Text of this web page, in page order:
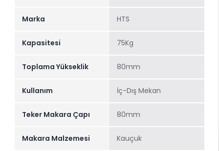
Marka HTS
Kapasitesi 75Kg
Toplama Yükseklik 80mm
Kullanım İç-Dış Mekan
Teker Makara Çapı 80mm
Makara Malzemesi Kauçuk